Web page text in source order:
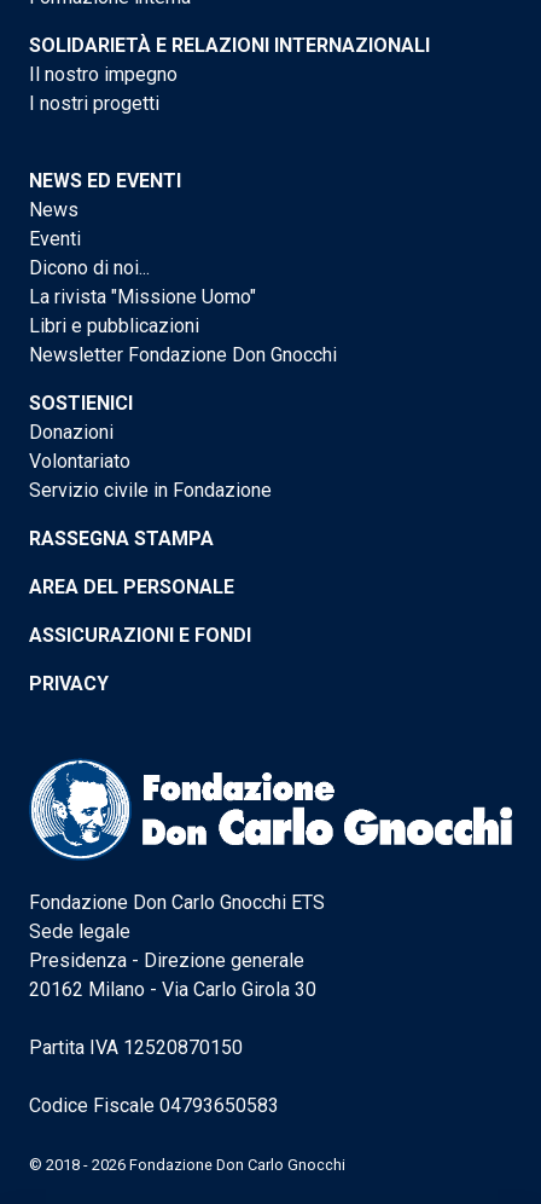
SOLIDARIETÀ E RELAZIONI INTERNAZIONALI
Il nostro impegno
I nostri progetti
NEWS ED EVENTI
News
Eventi
Dicono di noi...
La rivista "Missione Uomo"
Libri e pubblicazioni
Newsletter Fondazione Don Gnocchi
SOSTIENICI
Donazioni
Volontariato
Servizio civile in Fondazione
RASSEGNA STAMPA
AREA DEL PERSONALE
ASSICURAZIONI E FONDI
PRIVACY
Fondazione Don Carlo Gnocchi ETS
Sede legale
Presidenza - Direzione generale
20162 Milano - Via Carlo Girola 30
Partita IVA 12520870150
Codice Fiscale 04793650583
© 2018 - 2026 Fondazione Don Carlo Gnocchi